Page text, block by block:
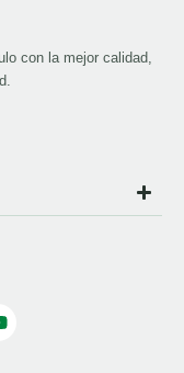
con la mejor calidad,